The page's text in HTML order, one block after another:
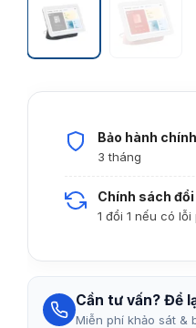
Bảo hành
3 tháng
Chính sách
1 đổi 1 nếu có
Cần tư vấn? Để
Miễn phí khảo sát &